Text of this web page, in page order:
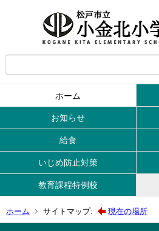
ホーム
お知らせ
給食
いじめ防止対策
教育課程特例校
ホーム サイトマップ: 現在の場所